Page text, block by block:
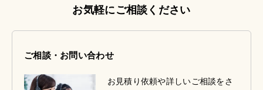
お気軽にご相談ください
ご相談・お問い合わせ
お見積り依頼や詳しいご相談をさ